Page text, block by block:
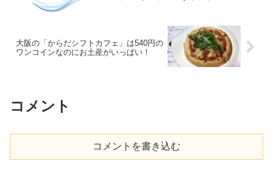
大阪の「からだシフトカフェ」は540円の
ワンコインなのにお土産がいっぱい！
コメント
コメントを書き込む